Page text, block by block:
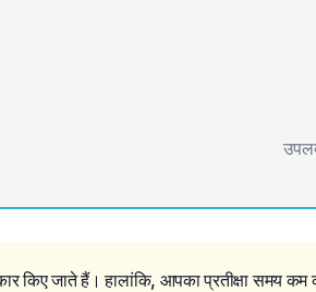
किए जाते हैं। हालांकि, आपका प्रतीक्षा समय